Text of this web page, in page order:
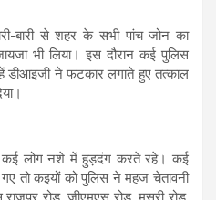
बारी से शहर के सभी पांच जोन का
भी लिया। इस दौरान कई पुलिस
डीआइजी ने फटकार लगाते हुए तत्काल
कई लोग नशे में हुड़दंग करते रहे। कई
तो कइयों को पुलिस ने महज चेतावनी